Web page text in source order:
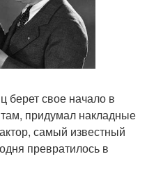
берет свое начало в
придумал накладные
самый известный
превратилось в